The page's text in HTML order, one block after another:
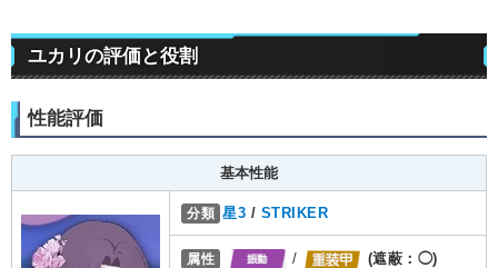
ユカリの評価と役割
性能評価
基本性能
分類 星3 / STRIKER
属性 / (遮蔽：◯)